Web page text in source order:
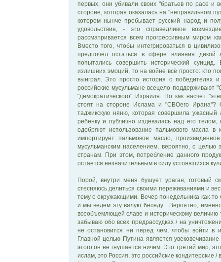
первых, они убивали своих "братьев по расе и
стороне, которая оказалась на "неправильном
котором нынче пребывает русский народ и
удовольствие, - это справедливое
рассматривается всем прогрессивным миром
Вместо того, чтобы интегрироваться в
предпочёл остаться в сфере влияния дикой
попытались совершить исторический
излишних эмоций, то на войне всё просто: кто
выиграл. Это просто история о победителях и
российские мусульмане всецело
"демократического" Израиля. Но как насчет
стоят на стороне Ислама и "СВОего Ирана"?
таджикскую няню, которая совершила ужасный
ребенку и публично издевалась над его
одобряют использование пальмового масла в
импортирует пальмовое масло,
мусульманским населением, вероятно, с целью
странам. При этом, потребление данного
остается незначительным в силу устоявшихся
Порой, внутри меня бушует ураган, готовый
стесняюсь делиться своими переживаниями и
тему с окружающими. Вечер понедельника как-
и мы ведем эту вялую беседу... Вероятно,
всеобъемлющей славе и историческому величию
забываю обо всех предрассудках / на
не остановится ни перед чем, чтобы войти в
Главной целью Путина является
этого он не гнушается ничем. Это третий мир,
ислам, это Россия, это российские кондитерские /